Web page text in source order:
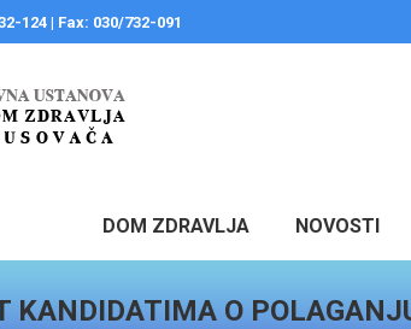
124 | Fax: 030/732-091
DOM ZDRAVLJA NOVOSTI
KANDIDATIMA O